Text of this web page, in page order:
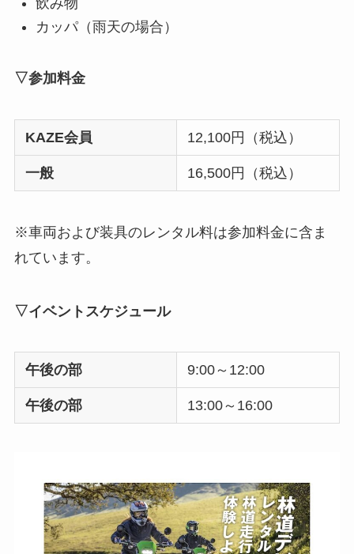
カッパ（雨天の場合）
▽参加料金
KAZE会員 12,100円（税込）
一般 16,500円（税込）
※車両および装具のレンタル料は参加料金に含ま
れています。
▽イベントスケジュール
午後の部 9:00～12:00
午後の部 13:00～16:00